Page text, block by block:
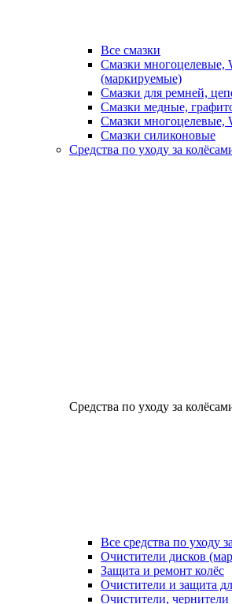
Все смазки
Смазки многоцелевые,
(маркируемые)
Смазки для ремней,
Смазки медные,
Смазки многоцелевые,
Смазки силиконовые
Средства по уходу за
Средства по уходу за
Все средства по уходу
Очистители дисков
Защита и ремонт колёс
Очистители и защита
Очистители,